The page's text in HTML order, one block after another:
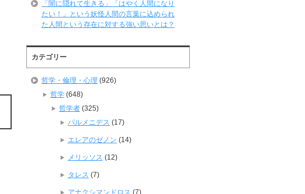
「闇に隠れて生きる」「はやく人間になり
たい！」という妖怪人間の言葉に込められ
た人間という存在に対する強い思いとは？
カテゴリー
哲学・倫理・心理 (926)
哲学(648)
哲学者(325)
パルメニデス (17)
エレアのゼノン (14)
メリッソス (12)
タレス (7)
アナクシマンドロス (7)